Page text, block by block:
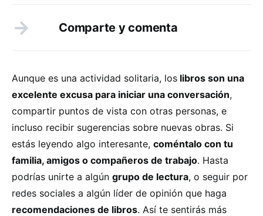
Comparte y comenta
Aunque es una actividad solitaria, los libros son una
excelente excusa para iniciar una conversación,
compartir puntos de vista con otras personas, e
incluso recibir sugerencias sobre nuevas obras. Si
estás leyendo algo interesante, coméntalo con tu
familia, amigos o compañeros de trabajo. Hasta
podrías unirte a algún grupo de lectura, o seguir por
redes sociales a algún líder de opinión que haga
recomendaciones de libros. Así te sentirás más